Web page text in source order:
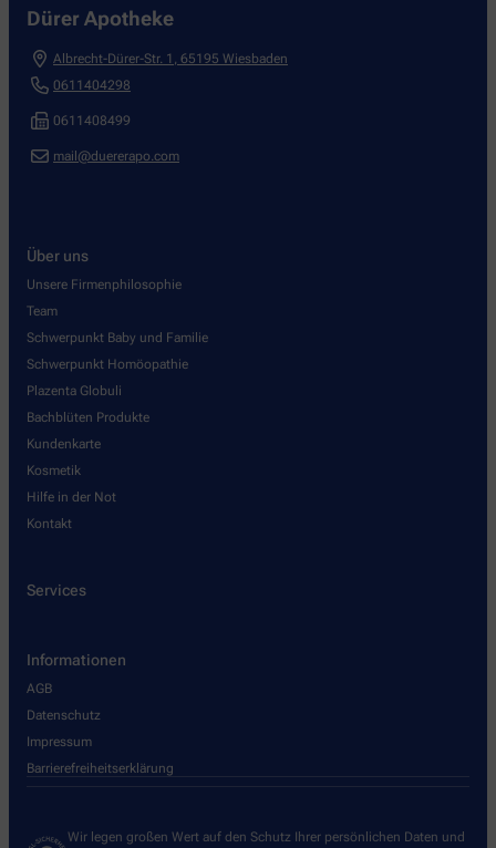
Dürer Apotheke
Albrecht-Dürer-Str. 1 65195 Wiesbaden
0611404298
0611408499
mail@duererapo.com
Über uns
Unsere Firmenphilosophie
Team
Schwerpunkt Baby und Familie
Schwerpunkt Homöopathie
Plazenta Globuli
Bachblüten Produkte
Kundenkarte
Kosmetik
Hilfe in der Not
Kontakt
Services
Informationen
AGB
Datenschutz
Impressum
Barrierefreiheitserklärung
Wir legen großen Wert auf den Schutz Ihrer persönlichen Daten und